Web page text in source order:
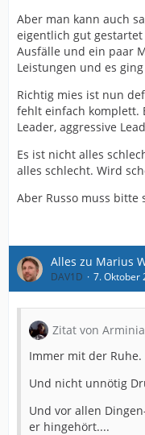
Aber man kann auch
eigentlich gut
Ausfälle und ein paar
Leistungen und es
Richtig mies ist nun
fehlt einfach komplett.
Leader, aggressive
Es ist nicht alles
alles schlecht. Wird
Aber Russo muss bitte
Alles zu Marius
DAV1D 7. Oktober
Zitat von
Immer mit der Ruhe.
Und nicht unnötig
Und vor allen
er hingehört....